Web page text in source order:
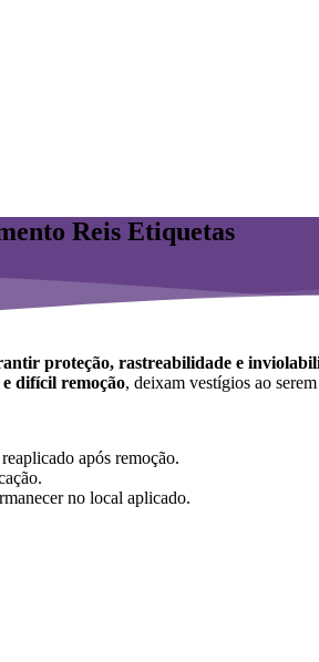
Reis Etiquetas
proteção, rastreabilidade e
difícil remoção, deixam vestígios ao
após remoção.
no local aplicado.